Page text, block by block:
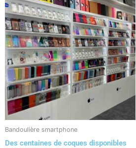
Bandoulière smartphone
Des centaines de coques disponibles